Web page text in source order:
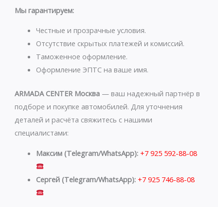
s
p
p
g
a
m
Мы гарантируем:
Честные и прозрачные условия.
Отсутствие скрытых платежей и комиссий.
Таможенное оформление.
Оформление ЭПТС на ваше имя.
ARMADA CENTER Москва — ваш надежный партнёр в
подборе и покупке автомобилей. Для уточнения
деталей и расчёта свяжитесь с нашими
специалистами:
Максим (Telegram/WhatsApp): +7 925 592-88-08
Сергей (Telegram/WhatsApp): +7 925 746-88-08